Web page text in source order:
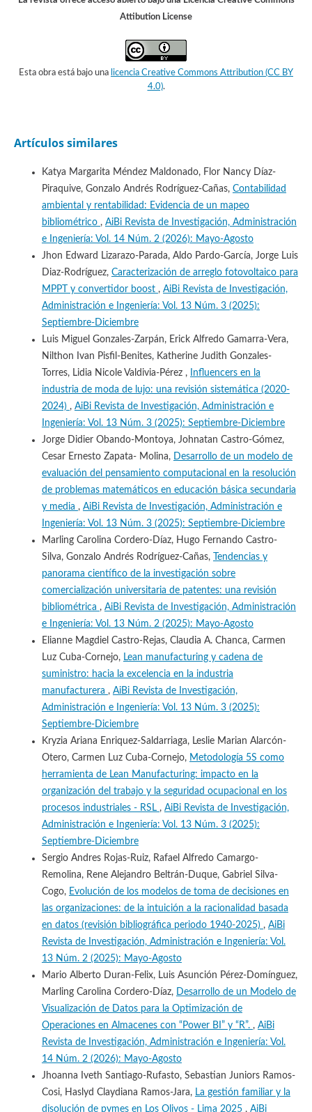
Attibution License
Esta obra está bajo una licencia Creative Commons Attribution (CC BY
4.0).
Artículos similares
Katya Margarita Méndez Maldonado, Flor Nancy Díaz-
Piraquive, Gonzalo Andrés Rodríguez-Cañas, Contabilidad
ambiental y rentabilidad: Evidencia de un mapeo
bibliométrico , AiBi Revista de Investigación, Administración
e Ingeniería: Vol. 14 Núm. 2 (2026): Mayo-Agosto
Jhon Edward Lizarazo-Parada, Aldo Pardo-García, Jorge Luis
Diaz-Rodríguez, Caracterización de arreglo fotovoltaico para
MPPT y convertidor boost , AiBi Revista de Investigación,
Administración e Ingeniería: Vol. 13 Núm. 3 (2025):
Septiembre-Diciembre
Luis Miguel Gonzales-Zarpán, Erick Alfredo Gamarra-Vera,
Nilthon Ivan Pisfil-Benites, Katherine Judith Gonzales-
Torres, Lidia Nicole Valdivia-Pérez ,
Influencers en la
industria de moda de lujo: una revisión sistemática (2020-
2024) , AiBi Revista de Investigación, Administración e
Ingeniería: Vol. 13 Núm. 3 (2025): Septiembre-Diciembre
Jorge Didier Obando-Montoya, Johnatan Castro-Gómez,
Cesar Ernesto Zapata- Molina, Desarrollo de un modelo de
evaluación del pensamiento computacional en la resolución
de problemas matemáticos en educación básica secundaria
y media , AiBi Revista de Investigación, Administración e
Ingeniería: Vol. 13 Núm. 3 (2025): Septiembre-Diciembre
Marling Carolina Cordero-Díaz, Hugo Fernando Castro-
Silva, Gonzalo Andrés Rodríguez-Cañas,
Tendencias y
panorama científico de la investigación sobre
comercialización universitaria de patentes: una revisión
bibliométrica , AiBi Revista de Investigación, Administración
e Ingeniería: Vol. 13 Núm. 2 (2025): Mayo-Agosto
Elianne Magdiel Castro-Rejas, Claudia A. Chanca, Carmen
Luz Cuba-Cornejo, Lean manufacturing y cadena de
suministro: hacia la excelencia en la industria
manufacturera , AiBi Revista de Investigación,
Administración e Ingeniería: Vol. 13 Núm. 3 (2025):
Septiembre-Diciembre
Kryzia Ariana Enriquez-Saldarriaga, Leslie Marian Alarcón-
Otero, Carmen Luz Cuba-Cornejo, Metodología 5S como
herramienta de Lean Manufacturing: impacto en la
organización del trabajo y la seguridad ocupacional en los
procesos industriales - RSL , AiBi Revista de Investigación,
Administración e Ingeniería: Vol. 13 Núm. 3 (2025):
Septiembre-Diciembre
Sergio Andres Rojas-Ruiz, Rafael Alfredo Camargo-
Remolina, Rene Alejandro Beltrán-Duque, Gabriel Silva-
Cogo, Evolución de los modelos de toma de decisiones en
las organizaciones: de la intuición a la racionalidad basada
en datos (revisión bibliográfica periodo 1940-2025) , AiBi
Revista de Investigación, Administración e Ingeniería: Vol.
13 Núm. 2 (2025): Mayo-Agosto
Mario Alberto Duran-Felix, Luis Asunción Pérez-Domínguez,
Marling Carolina Cordero-Díaz, Desarrollo de un Modelo de
Visualización de Datos para la Optimización de
Operaciones en Almacenes con “Power BI” y “R”. , AiBi
Revista de Investigación, Administración e Ingeniería: Vol.
14 Núm. 2 (2026): Mayo-Agosto
Jhoanna Iveth Santiago-Rufasto, Sebastian Juniors Ramos-
Cosi, Haslyd Claydiana Ramos-Jara, La gestión familiar y la
disolución de pymes en Los Olivos - Lima 2025 , AiBi